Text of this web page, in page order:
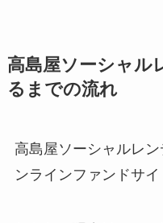
高島屋ソーシャル
るまでの流れ
高島屋ソーシャルレ
ンラインファンドサイ